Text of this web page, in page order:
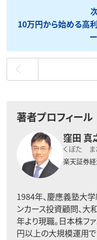
10万円から始める高
最初
著者プロフィール
窪田 真
くぼた ま
楽天証券
1984年、慶應義塾大
ンカース投資顧問、
年より現職。日本株フ
円以上の大規模運用で